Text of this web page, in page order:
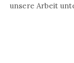
unsere Arbeit